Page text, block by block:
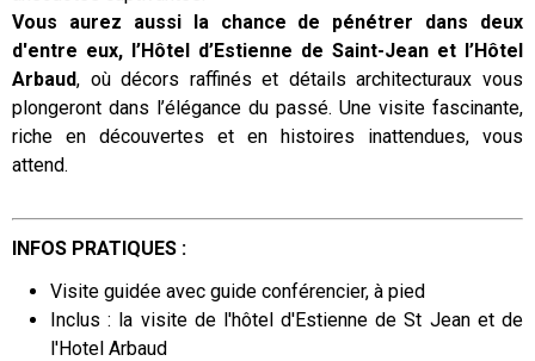
Vous aurez aussi la chance de pénétrer dans deux
d'entre eux, l’Hôtel d’Estienne de Saint-Jean et l’Hôtel
Arbaud, où décors raffinés et détails architecturaux vous
plongeront dans l’élégance du passé. Une visite fascinante,
riche en découvertes et en histoires inattendues, vous
attend.
INFOS PRATIQUES :
Visite guidée avec guide conférencier, à pied
Inclus : la visite de l'hôtel d'Estienne de St Jean et de
l'Hotel Arbaud